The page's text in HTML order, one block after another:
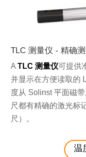
TLC 测量仪 - 精确
ATLC 测量仪可提供
并显示在方便读取的
度从 Solinst 平面磁
尺都有精确的激光标
尺）。
温